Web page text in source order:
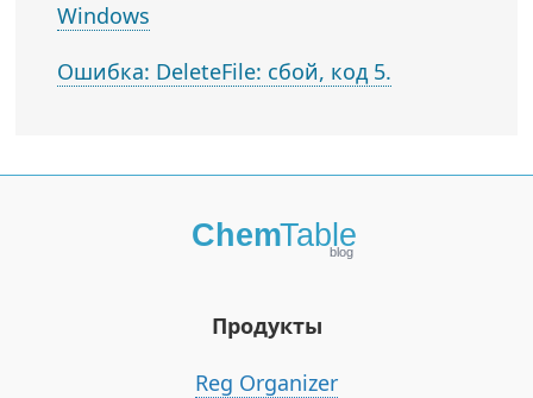
Windows
Ошибка: DeleteFile: сбой, код 5.
Продукты
Reg Organizer